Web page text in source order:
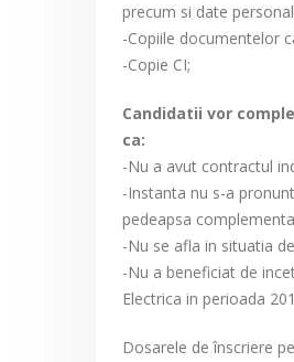
precum si date
-Copiile documentelor
-Copie CI;
Candidatii vor
ca:
-Nu a avut contractul
-Instanta nu s-a
pedeapsa
-Nu se afla in situatia
-Nu a beneficiat de
Electrica in perioada
Dosarele de înscriere